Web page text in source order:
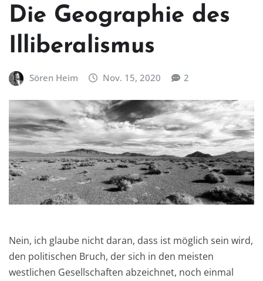
Die Geographie des
Illiberalismus
Sören Heim Nov. 15, 2020 2
Nein, ich glaube nicht daran, dass ist möglich sein wird,
den politischen Bruch, der sich in den meisten
westlichen Gesellschaften abzeichnet, noch einmal